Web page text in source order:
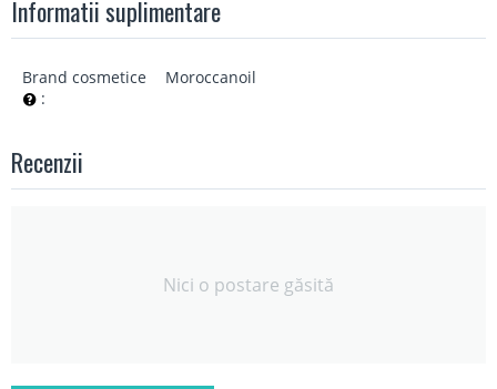
Informatii suplimentare
Brand cosmetice
:
Moroccanoil
Recenzii
Nici o postare găsită